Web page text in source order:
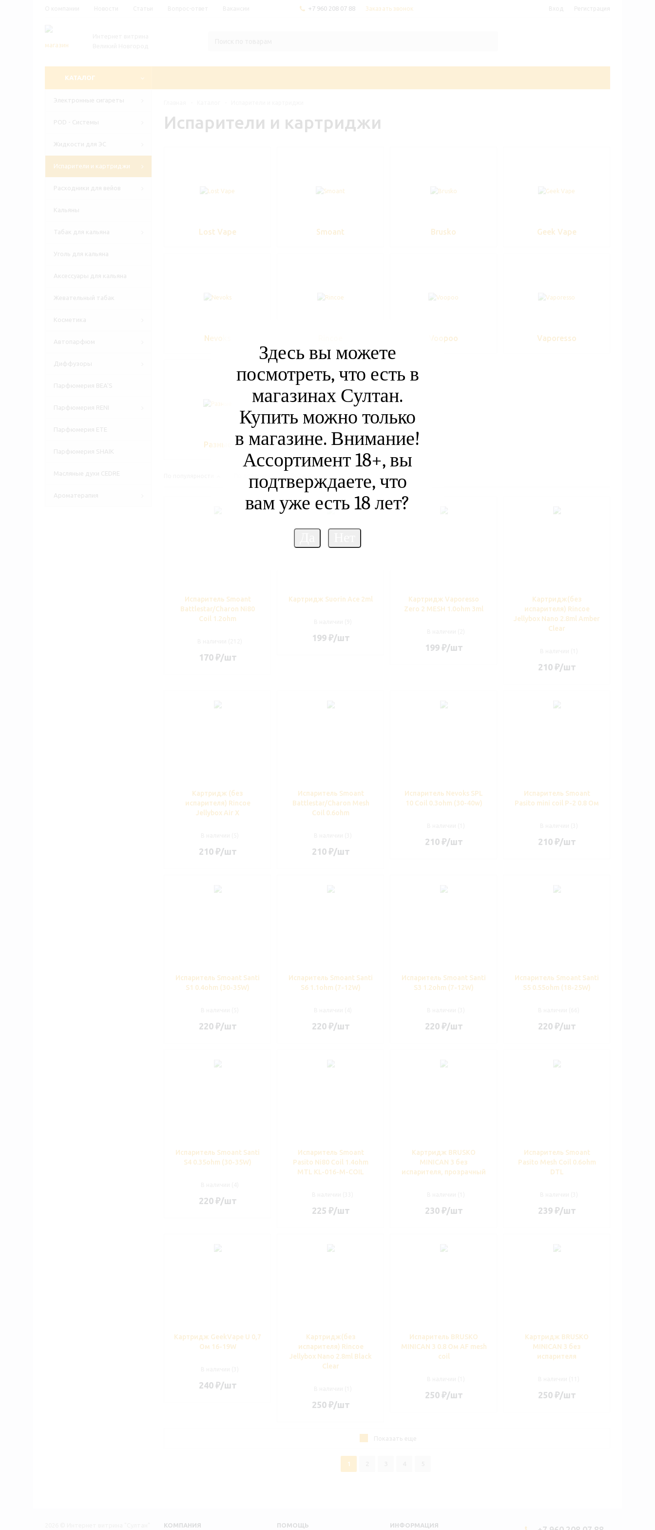
+7 960 208 07 88 Заказать звонок
КАТАЛОГ
Электронные сигареты
POD - Системы
Жидкости для ЭС
Испарители и картриджи
Расходники для вейов
Кальяны
Табак для кальяна
Уголь для кальяна
Аксессуары для кальяна
Жевательный табак
Косметика
Автопарфюм
Диффузоры
Парфюмерия BEA'S
Парфюмерия RENI
Парфюмерия ETE
Парфюмерия SHAIK
Масляные духи CEDRE
Ароматерапия
Испарители и картриджи
Lost Vape Smoant Brusko Geek Vape
Nevoks Voopoo Vaporesso
Разные
Испаритель Smoant
Battlestar/Charon Ni80
Coil 1.2ohm
170₽/шт
Картридж Suorin Ace 2ml
199₽/шт
Картридж Vaporesso
Zero 2 MESH 1.0ohm 3ml
199₽/шт
Картридж(без
испарителя) Rincoe
Jellybox Nano 2.8ml Amber
Clear
210₽/шт
Картридж (без
испарителя) Rincoe
Jellybox Air X
210₽/шт
Испаритель Smoant
Battlestar/Charon Mesh
Coil 0.6ohm
210₽/шт
Испаритель Nevoks SPL
10 Coil 0.3ohm (30-40w)
210₽/шт
Испаритель Smoant
Pasito mini coil P-2 0.8 Ом
210₽/шт
Испаритель Smoant Santi
S1 0.4ohm (30-35W)
220₽/шт
Испаритель Smoant Santi
S6 1.1ohm (7-12W)
220₽/шт
Испаритель Smoant Santi
S3 1.2ohm (7-12W)
220₽/шт
Испаритель Smoant Santi
S5 0.55ohm (18-25W)
220₽/шт
Испаритель Smoant Santi
S4 0.35ohm (30-35W)
220₽/шт
Испаритель Smoant
Pasito Ni80 Coil 1.4ohm
MTL KL-016-M-COIL
225 ₽/шт
Картридж BRUSKO
MINICAN 3 без
испарителя, прозрачный
230₽/шт
Испаритель Smoant
Pasito Mesh Coil 0.6ohm
DTL
239₽/шт
Картридж GeekVape U 0,7
Ом 16-19W
240₽/шт
Картридж(без
испарителя) Rincoe
Jellybox Nano 2.8ml Black
Clear
250₽/шт
Испаритель BRUSKO
MINICAN 3 0.8 Ом AF mesh
coil
250₽/шт
Картридж BRUSKO
MINICAN 3 без
испарителя
250₽/шт
1
КОМПАНИЯ ПОМОЩЬ ИНФОРМАЦИЯ
Здесь вы можете
посмотреть, что есть в
магазинах Султан.
Купить можно только
в магазине. Внимание!
Ассортимент 18+, вы
подтверждаете, что
вам уже есть 18 лет?